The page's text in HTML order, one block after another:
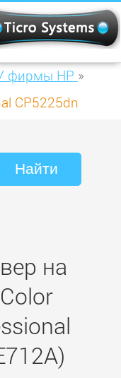
фирмы HP »
CP5225dn
на